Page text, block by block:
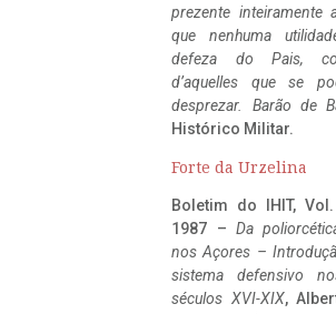
prezente inteiramente
que nenhuma
defeza do Pais,
d’aquelles que se
desprezar. Barão de
Histórico Militar.
Forte da Urzelina
Boletim do IHIT,
1987 – Da
nos Açores –
sistema defensivo
séculos XVI-XIX,